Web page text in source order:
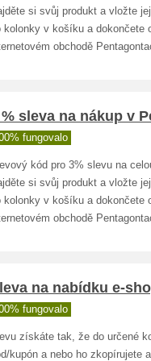
si svůj produkt a vložte
kolonky v košíku a dokončete
obchodě
sleva na nákup v
fungovalo
kód pro 3% slevu na
si svůj produkt a vložte
kolonky v košíku a dokončete
obchodě
na nabídku e-
fungovalo
získáte tak, že do určené
kupón a nebo ho zkopírujete